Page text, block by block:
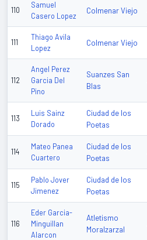
110
Samuel
Casero Lopez
Colmenar Viejo
111
Thiago Avila
Lopez
Colmenar Viejo
112
Angel Perez
Garcia Del
Pino
Suanzes San
Blas
113
Luis Sainz
Dorado
Ciudad de los
Poetas
114
Mateo Panea
Cuartero
Ciudad de los
Poetas
115
Pablo Jover
Jimenez
Ciudad de los
Poetas
116
Eder Garcia-
Minguillan
Alarcon
Atletismo
Moralzarzal